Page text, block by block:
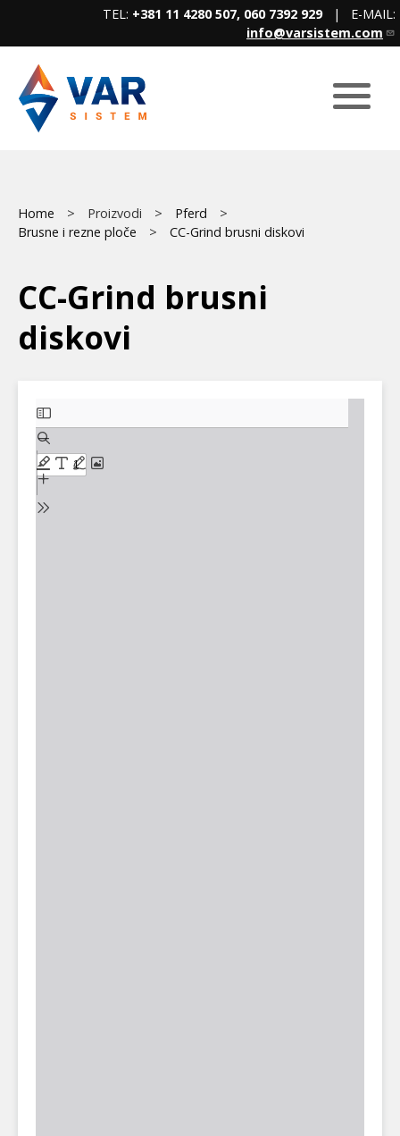
content
TEL: +381 11 4280 507, 060 7392 929| E-MAIL:
info@varsistem.com
Breadcrumb
Home Proizvodi
Pferd
Brusne i rezne ploče
CC-Grind brusni diskovi
CC-Grind brusni
diskovi